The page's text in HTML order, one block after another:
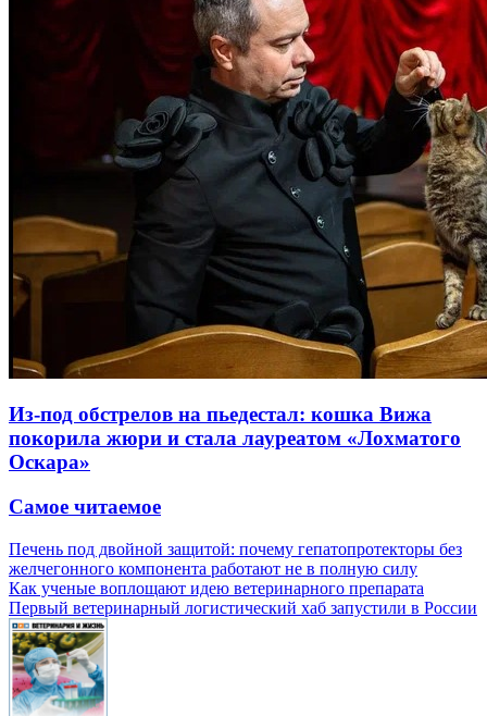
Из-под обстрелов на пьедестал: кошка Вижа
покорила жюри и стала лауреатом «Лохматого
Оскара»
Самое читаемое
Печень под двойной защитой: почему гепатопротекторы без
желчегонного компонента работают не в полную силу
Как ученые воплощают идею ветеринарного препарата
Первый ветеринарный логистический хаб запустили в России